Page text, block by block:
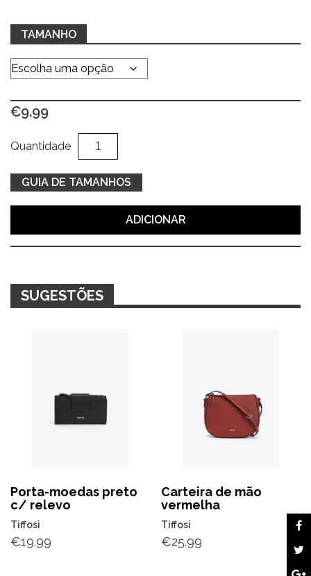
TAMANHO
€9.99
Quantidade
Quantidade
de
Cinto
cinza
c/
GUIA DE TAMANHOS
ADICIONAR
SUGESTÕES
Porta-moedas preto
c/ relevo
Tiffosi
€19.99
Carteira de mão
vermelha
Tiffosi
€25.99